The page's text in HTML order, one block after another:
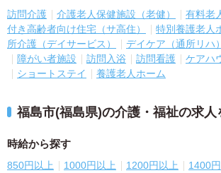
訪問介護 介護老人保健施設（老健） 有料老
付き高齢者向け住宅（サ高住）
特別養護老人
所介護（デイサービス）
デイケア（通所リハ）
障がい者施設
訪問入浴 訪問看護
ケアハ
ショートステイ
養護老人ホーム
福島市(福島県)の介護・福祉の求
時給から探す
850円以上 1000円以上 1200円以上 1400